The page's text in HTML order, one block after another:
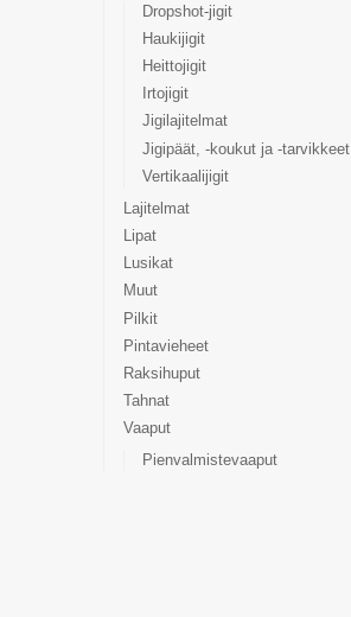
Dropshot-jigit
Haukijigit
Heittojigit
Irtojigit
Jigilajitelmat
Jigipäät, -koukut ja -tarvikkeet
Vertikaalijigit
Lajitelmat
Lipat
Lusikat
Muut
Pilkit
Pintavieheet
Raksihuput
Tahnat
Vaaput
Pienvalmistevaaput